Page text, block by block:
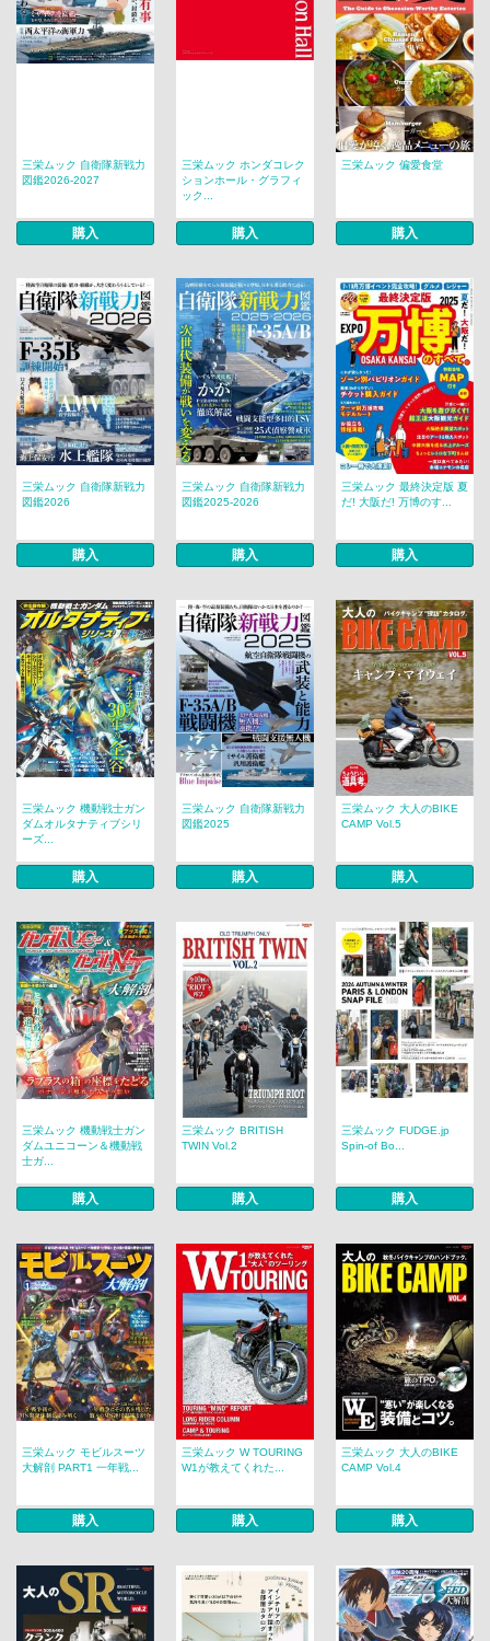
三栄ムック 自衛隊新戦力
図鑑2026-2027
購入
三栄ムック ホンダコレク
ションホール・グラフィ
ック...
購入
三栄ムック 偏愛食堂
購入
三栄ムック 自衛隊新戦力
図鑑2026
購入
三栄ムック 自衛隊新戦力
図鑑2025-2026
購入
三栄ムック 最終決定版 夏
だ! 大阪だ! 万博のす...
購入
三栄ムック 機動戦士ガン
ダムオルタナティブシリ
ーズ...
購入
三栄ムック 自衛隊新戦力
図鑑2025
購入
三栄ムック 大人のBIKE
CAMP Vol.5
購入
三栄ムック 機動戦士ガン
ダムユニコーン＆機動戦
士ガ...
購入
三栄ムック BRITISH
TWIN Vol.2
購入
三栄ムック FUDGE.jp
Spin-of Bo...
購入
三栄ムック モビルスーツ
大解剖 PART1 一年戦...
購入
三栄ムック W TOURING
W1が教えてくれた...
購入
三栄ムック 大人のBIKE
CAMP Vol.4
購入